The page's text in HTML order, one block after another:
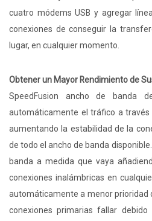
cuatro módems USB y agregar
conexiones de conseguir la
lugar, en cualquier momento.
Obtener un Mayor Rendimiento de
SpeedFusion ancho de banda
automáticamente el tráfico a través
aumentando la estabilidad de la
de todo el ancho de banda
banda a medida que vaya
conexiones inalámbricas en
automáticamente a menor prioridad
conexiones primarias fallar